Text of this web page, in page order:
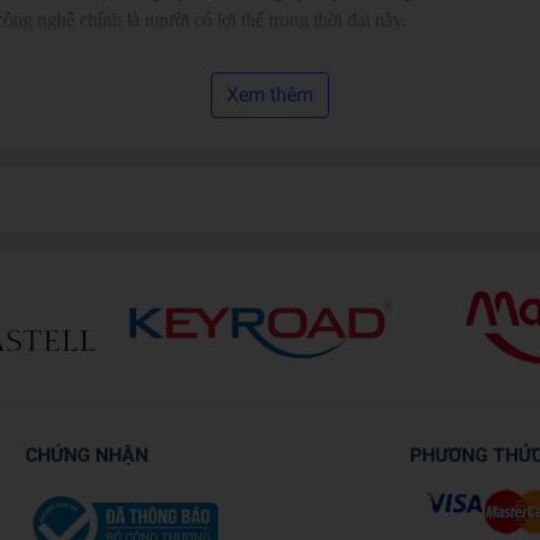
nghệ chính là người có lợi thế trong thời đại này.
ứng dụng.
hiện đại.
trung tâm STEM.
lành mạnh.
sống.
Xem thêm
CHỨNG NHẬN PHƯƠNG